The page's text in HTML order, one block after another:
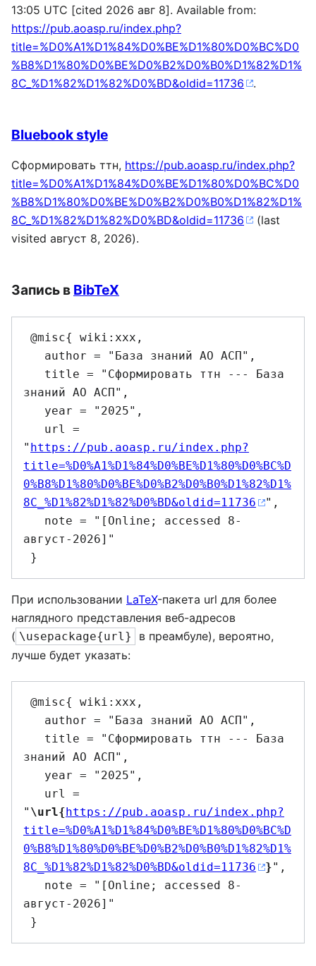
13:05 UTC [cited 2026 авг 8]. Available from:
https://pub.aoasp.ru/index.php?
title=%D0%A1%D1%84%D0%BE%D1%80%D0%BC%D0
%B8%D1%80%D0%BE%D0%B2%D0%B0%D1%82%D1%
8C_%D1%82%D1%82%D0%BD&oldid=11736
.
Bluebook style
Сформировать ттн, https://pub.aoasp.ru/index.php?
title=%D0%A1%D1%84%D0%BE%D1%80%D0%BC%D0
%B8%D1%80%D0%BE%D0%B2%D0%B0%D1%82%D1%
8C_%D1%82%D1%82%D0%BD&oldid=11736
(last
visited август 8, 2026).
Запись в BibTeX
знаний АО АСП",
" https://pub.aoasp.ru/index.php?
title=%D0%A1%D1%84%D0%BE%D1%80%D0%BC%D
0%B8%D1%80%D0%BE%D0%B2%D0%B0%D1%82%D1%
8C_%D1%82%D1%82%D0%BD&oldid=11736
",
август-2026]"
При использовании LaTeX-пакета url для более
наглядного представления веб-адресов
( \usepackage{url}
в преамбуле), вероятно,
лучше будет указать:
знаний АО АСП",
" \url{ https://pub.aoasp.ru/index.php?
title=%D0%A1%D1%84%D0%BE%D1%80%D0%BC%D
0%B8%D1%80%D0%BE%D0%B2%D0%B0%D1%82%D1%
8C_%D1%82%D1%82%D0%BD&oldid=11736
}",
август-2026]"